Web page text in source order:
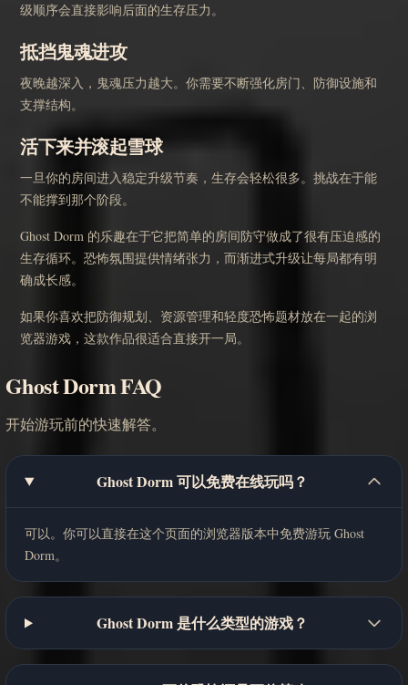
级顺序会直接影响后面的生存压力。
抵挡鬼魂进攻
夜晚越深入，鬼魂压力越大。你需要不断强化房门、防御设施和
支撑结构。
活下来并滚起雪球
一旦你的房间进入稳定升级节奏，生存会轻松很多。挑战在于能
不能撑到那个阶段。
Ghost Dorm 的乐趣在于它把简单的房间防守做成了很有压迫感的
生存循环。恐怖氛围提供情绪张力，而渐进式升级让每局都有明
确成长感。
如果你喜欢把防御规划、资源管理和轻度恐怖题材放在一起的浏
览器游戏，这款作品很适合直接开一局。
Ghost Dorm FAQ
开始游玩前的快速解答。
Ghost Dorm 可以免费在线玩吗？
可以。你可以直接在这个页面的浏览器版本中免费游玩 Ghost
Dorm。
Ghost Dorm 是什么类型的游戏？